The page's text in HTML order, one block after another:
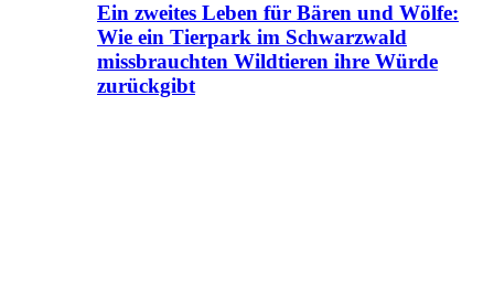
Ein zweites Leben für Bären und Wölfe:
Wie ein Tierpark im Schwarzwald
missbrauchten Wildtieren ihre Würde
zurückgibt